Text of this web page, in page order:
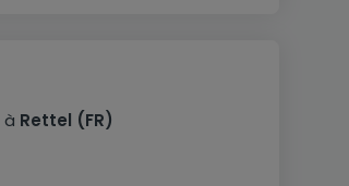
à Rettel (FR)